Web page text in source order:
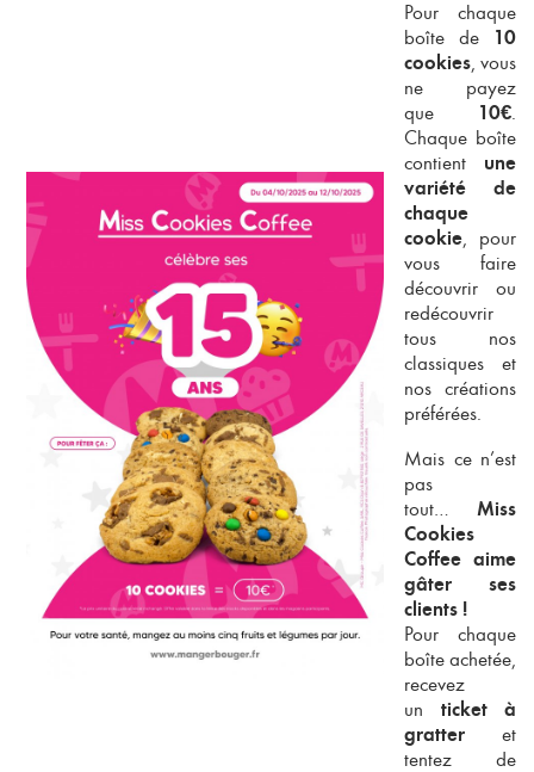
Pour chaque
boîte de
10
cookies, vous
ne payez
que
10€.
Chaque boîte
contient
une
variété de
chaque
cookie, pour
vous faire
découvrir ou
redécouvrir
tous nos
classiques et
nos créations
préférées.
Mais ce n’est
pas
tout…
Miss
Cookies
Coffee aime
gâter ses
clients !
Pour chaque
boîte achetée,
recevez
un ticket à
gratter et
tentez de